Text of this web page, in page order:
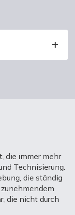
die immer mehr
Technisierung.
die ständig
die nicht durch